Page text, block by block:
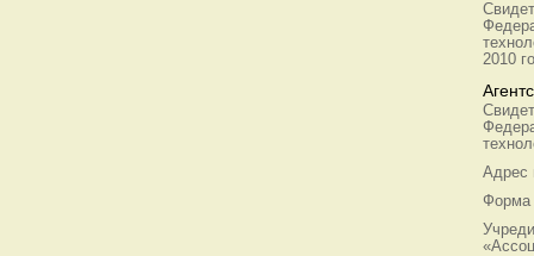
2010
Адрес
Форма